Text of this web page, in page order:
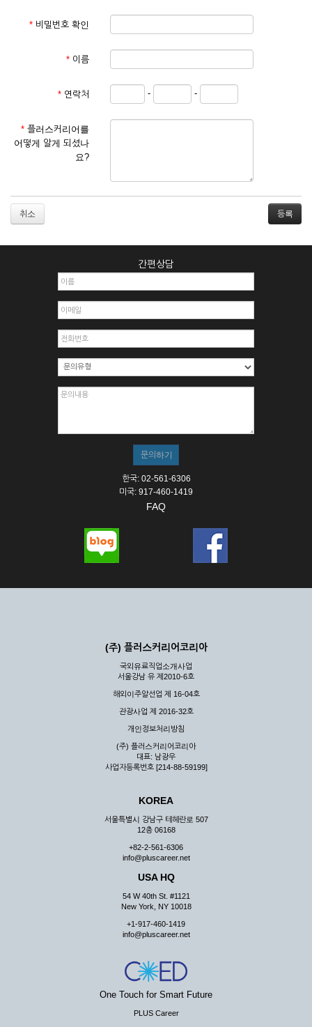
관계법령의 규정에 따릅니다.
① 서비스 이용계약은 서비스 이용 희망자가 본 약관에 동의한
를 심사, 승낙함으로써 성립하며, 회사는 신청자의 실명 확인 절
차를 밟을 수 있습니다.
② 회원가입시 입력한 ID는 변경할 수 없으며, 회원 1인당 한 개
의 ID가 발급됩니다. 부득이한 경우로 인해 변경하고자 하는 경
거절하거나 취소할 수 있으며, 실명으로 등록하지 않은 자의 일
2. 개인정보를 허위로 기재하여 신청할 경우
3. 경쟁 관게에 있는 이용자가 신청할 경우
4. 타인의 서비스 이용을 방해하거나, 정보를 도용한 경우
6. 이용자가 영업활동 또는 부정한 용도로 본 서비스를 이용할
7. 회사의 정보를 사전 승낙 없이 전재, 변조, 복사하여 이용하
8. 기타 회사가 정한 제반 사항을 위반하며 신청하는 경우
제5조 (서비스의 이용 및 중지)
② 시스템 점검, 교체 및 고장, 기술적인 이유, 국가비상사태, 정
스가 불가능할 경우 회사는 사전 공지나 예고 없이 서비스의 전
부 또는 일부를 일시적 또는 영구적으로 중지할 수 있습니다.
③ 기타 회사는 서비스를 제공할 수 없는 합당한 사유가 발생한
④ 회사는 제 2항 및 제 3항의 사유로 서비스의 제공이 일시적
여 배상하지 않습니다.
제3장 권리 및 의무
공할 수 있도록 최선의 노력을 다하여야 합니다.
게 누설, 배포하여서는 안됩니다. 다만, 관계법령에 의하여 국가
기관 등의 합법적인 요구가 있는 경우에는 해당 되지 않습니다.
③ 회사는 이용자로부터 제기되는 의견이나 불만이 정당하다고
인정할 경우에는 즉시 처리하여야 하며, 즉시 처리가 곤란한 경
우 그 처리를 위해 노력해야 합니다.
제7조 (회원의 의무)
① 회원은 ID와 비밀 번호에 관한 모든 관리의 책임이 있으며
② 회원은 이용신청서의 기재내용 중 변경된 내용이 있는 경우
서비스를 통하여 그 내용을 회사에 통지하여야 합니다.
③ 다른 회원의 ID와 비밀번호를 부당하게 사용하는 행위를
④ 회원은 회사의 서비스에서 타 사이트의 홍보행위를 하지 않
아야 하며 공공질서나 미풍약속에 위배되는 내용 혹은 저작권을
리 행위도 할 수 없습니다.
사가 통지하는 사항을 준수하여야 하며, 기타 회사의 업무에 방
해되는 행위를 하여서는 아니 됩니다.
제8조 (회원의 관리)
① 회원은 언제든 이 약관에 대한 동의를 철회할 수 있습니다.
* 비밀번호 확인
* 이름
* 연락처 - -
* 플러스커리어를
어떻게 알게 되셨나
요?
취소
간편상담
한국: 02-561-6306
미국: 917-460-1419
FAQ
(주) 플러스커리어코리아
국외유료직업소개사업
서울강남 유 제2010-6호
해외이주알선업 제 16-04호
관광사업 제 2016-32호
개인정보처리방침
(주) 플러스커리어코리아
대표: 남광우
사업자등록번호 [214-88-59199]
KOREA
서울특별시 강남구 테헤란로 507
12층 06168
+82-2-561-6306
info@pluscareer.net
USA HQ
54 W 40th St. #1121
New York, NY 10018
+1-917-460-1419
info@pluscareer.net
One Touch for Smart Future
PLUS Career